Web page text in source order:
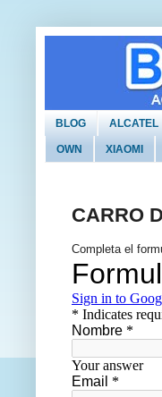
BLOG ALCATEL
OWN XIAOMI
CARRO
Completa el